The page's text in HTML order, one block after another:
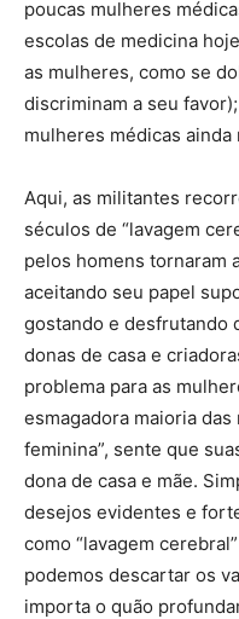
poucas mulheres
escolas de medicina
as mulheres, como se
discriminam a seu
mulheres médicas
Aqui, as militantes
séculos de “lavagem
pelos homens tornaram
aceitando seu papel
gostando e desfrutando
donas de casa e
problema para as
esmagadora maioria
feminina”, sente que
dona de casa e mãe.
desejos evidentes e
como “lavagem
podemos descartar os
importa o quão